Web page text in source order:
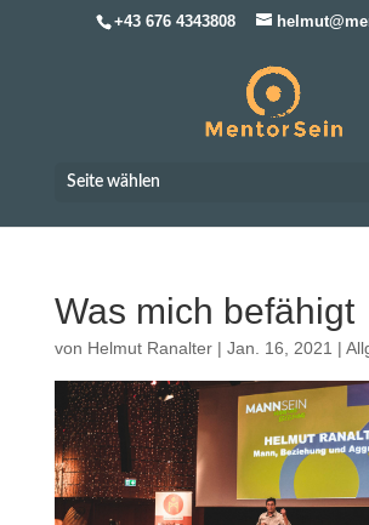
+43 676 4343808
Seite wählen
Was mich befähigt
von Helmut Ranalter| Jan. 16, 2021 |